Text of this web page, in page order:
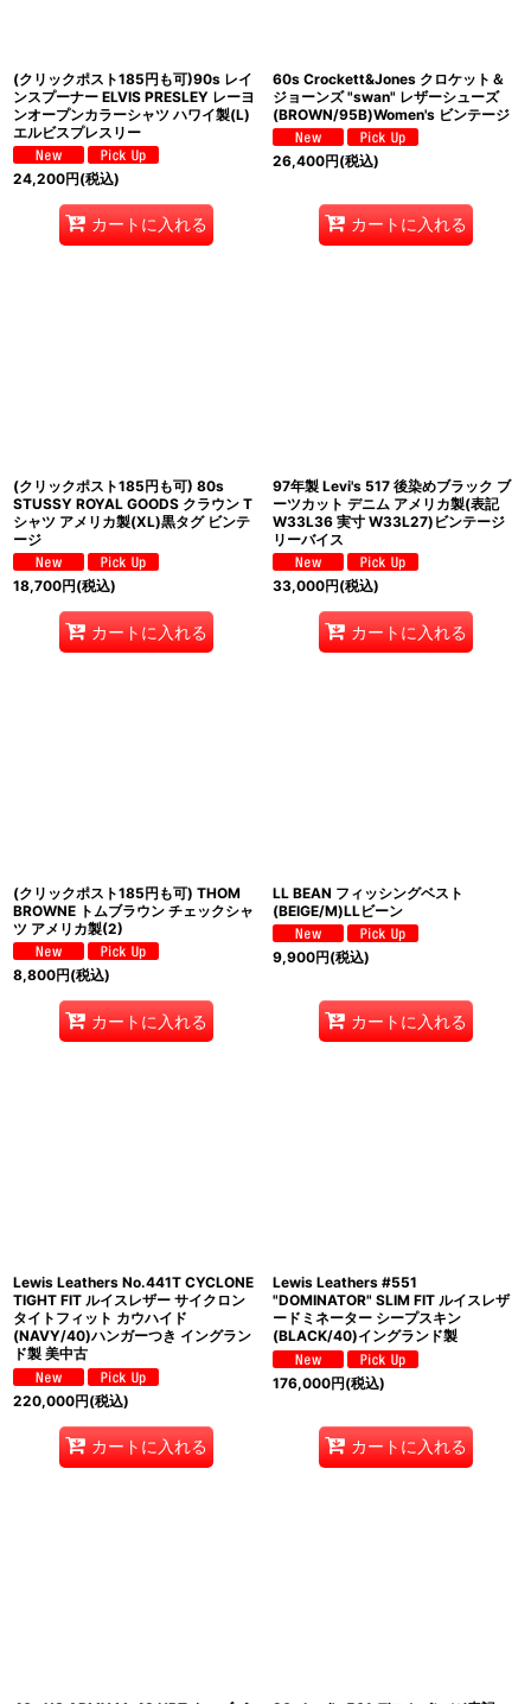
(クリックポスト185円も可)90s レイ
ンスプーナー ELVIS PRESLEY レーヨ
ンオープンカラーシャツ ハワイ製(L)
エルビスプレスリー
24,200円(税込)
カートに入れる
60s Crockett&Jones クロケット＆
ジョーンズ "swan" レザーシューズ
(BROWN/95B)Women's ビンテージ
26,400円(税込)
カートに入れる
(クリックポスト185円も可) 80s
STUSSY ROYAL GOODS クラウン T
シャツ アメリカ製(XL)黒タグ ビンテ
ージ
18,700円(税込)
カートに入れる
97年製 Levi's 517 後染めブラック ブ
ーツカット デニム アメリカ製(表記
W33L36 実寸 W33L27)ビンテージ
リーバイス
33,000円(税込)
カートに入れる
(クリックポスト185円も可) THOM
BROWNE トムブラウン チェックシャ
ツ アメリカ製(2)
8,800円(税込)
カートに入れる
LL BEAN フィッシングベスト
(BEIGE/M)LLビーン
9,900円(税込)
カートに入れる
Lewis Leathers No.441T CYCLONE
TIGHT FIT ルイスレザー サイクロン
タイトフィット カウハイド
(NAVY/40)ハンガーつき イングラン
ド製 美中古
220,000円(税込)
カートに入れる
Lewis Leathers #551
"DOMINATOR" SLIM FIT ルイスレザ
ードミネーター シープスキン
(BLACK/40)イングランド製
176,000円(税込)
カートに入れる